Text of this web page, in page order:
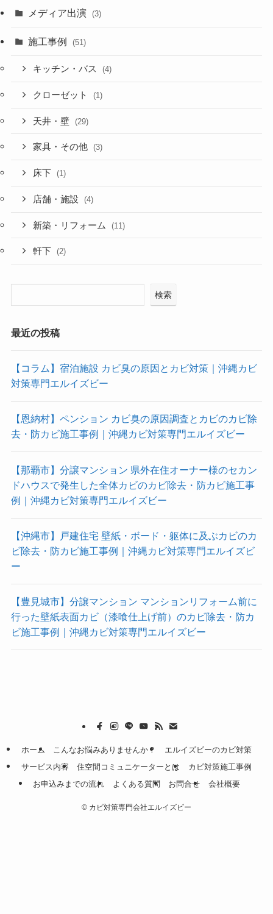
メディア出演 (3)
施工事例 (51)
キッチン・バス (4)
クローゼット (1)
天井・壁 (29)
家具・その他 (3)
床下 (1)
店舗・施設 (4)
新築・リフォーム (11)
軒下 (2)
検索
最近の投稿
【コラム】宿泊施設 カビ臭の原因とカビ対策｜沖縄カビ
対策専門エルイズビー
【恩納村】ペンション カビ臭の原因調査とカビのカビ除
去・防カビ施工事例｜沖縄カビ対策専門エルイズビー
【那覇市】分譲マンション 県外在住オーナー様のセカン
ドハウスで発生した全体カビのカビ除去・防カビ施工事
例｜沖縄カビ対策専門エルイズビー
【沖縄市】戸建住宅 壁紙・ボード・躯体に及ぶカビのカ
ビ除去・防カビ施工事例｜沖縄カビ対策専門エルイズビ
ー
【豊見城市】分譲マンション マンションリフォーム前に
行った壁紙表面カビ（漆喰仕上げ前）のカビ除去・防カ
ビ施工事例｜沖縄カビ対策専門エルイズビー
ホーム こんなお悩みありませんか？
エルイズビーのカビ対策
サービス内容
住空間コミュニケーターとは
カビ対策施工事例
お申込みまでの流れ
よくある質問 お問合せ 会社概要
© カビ対策専門会社エルイズビー